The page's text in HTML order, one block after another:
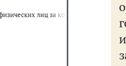
лиц за коррупционные